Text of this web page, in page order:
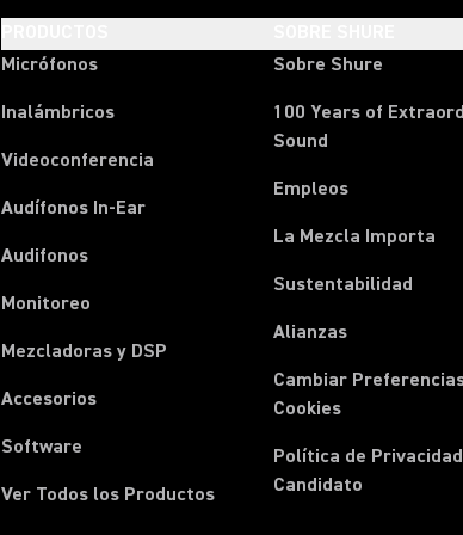
Micrófonos
Inalámbricos
Videoconferencia
Audífonos In-Ear
Audifonos
Monitoreo
Mezcladoras y DSP
Accesorios
Software
Ver Todos los Productos
Sobre Shure
100 Years of
Sound
Empleos
La Mezcla Importa
Sustentabilidad
Alianzas
Cambiar
Cookies
Política de
Candidato